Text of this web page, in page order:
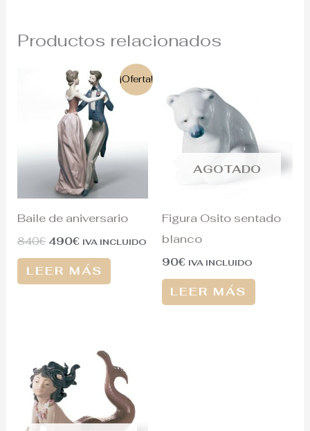
Productos relacionados
¡Oferta!
Baile de aniversario
840€
precio
original
era:
840€.
490€
El
precio
actual
es:
490€.
IVA INCLUIDO
LEER MÁS
AGOTADO
Figura Osito sentado
blanco
90€ IVA INCLUIDO
LEER MÁS